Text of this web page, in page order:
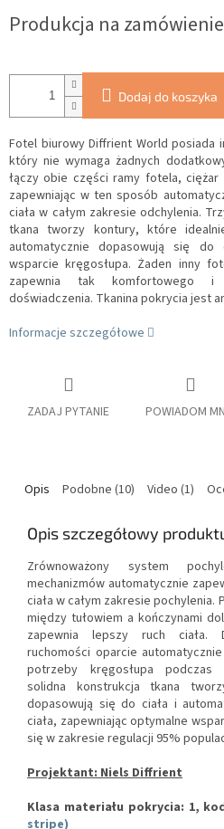
Produkcja na zamówienie
Dodaj do koszyka
Fotel biurowy Diffrient World posiada
który nie wymaga żadnych
łączy obie części ramy fotela,
zapewniając w ten sposób
ciała w całym zakresie odchylenia.
tkana tworzy kontury, które
automatycznie dopasowują się do
wsparcie kręgosłupa. Żaden inny
zapewnia tak komfortowego i
doświadczenia. Tkanina pokrycia jest
Informacje szczegółowe
ZADAJ PYTANIE POWIADOM
Opis Podobne (10) Video (1)
Opis szczegółowy
Zrównoważony system
mechanizmów automatycznie
ciała w całym zakresie pochylenia.
między tułowiem a kończynami
zapewnia lepszy ruch ciała.
ruchomości oparcie
potrzeby kręgosłupa podczas
solidna konstrukcja tkana
dopasowują się do ciała i
ciała, zapewniając optymalne
się w zakresie regulacji 95%
Projektant: Niels Diffrient
Klasa materiału pokrycia: 1,
stripe)